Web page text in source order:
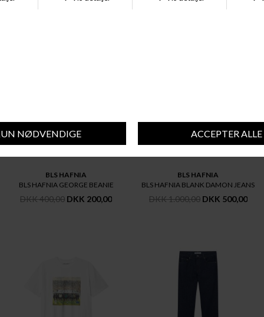
BLS HAFNIA
BLS HAFNIA GEORGE BEANIE
DKK 400,00 DKK 200,00
BLS HAFNIA
BLS HAFNIA BLANK DAMON JEANS
DKK 1.000,00 DKK 500,00